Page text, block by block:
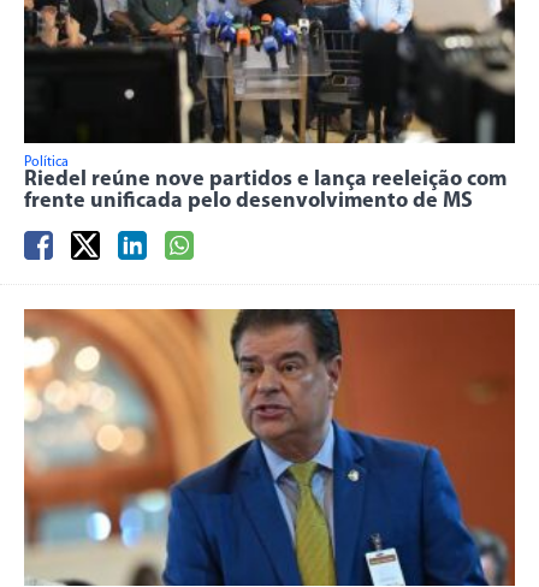
Política
Riedel reúne nove partidos e lança reeleição com
frente unificada pelo desenvolvimento de MS